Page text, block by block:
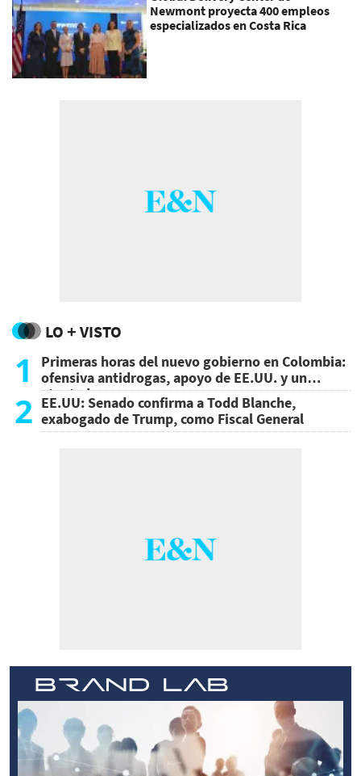
Newmont proyecta 400 empleos
especializados en Costa Rica
LO + VISTO
1
Primeras horas del nuevo gobierno en Colombia:
ofensiva antidrogas, apoyo de EE.UU. y un
atentado
2 EE.UU: Senado confirma a Todd Blanche,
exabogado de Trump, como Fiscal General